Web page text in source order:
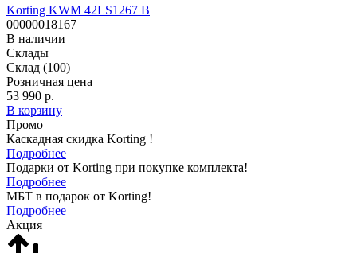
Korting KWM 42LS1267 B
00000018167
В наличии
Склады
Склад (100)
Розничная цена
53 990 р.
В корзину
Промо
Каскадная скидка Korting !
Подробнее
Подарки от Korting при покупке комплекта!
Подробнее
МБТ в подарок от Korting!
Подробнее
Акция